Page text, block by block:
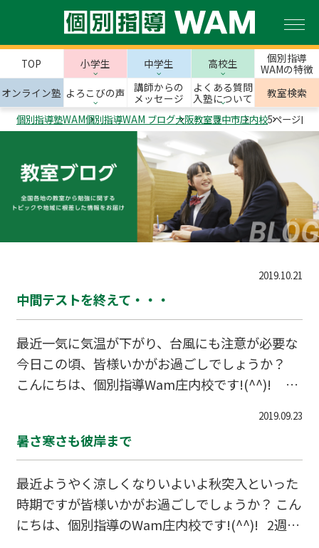
TOP 小学生 中学生 高校生
個別指導
WAMの特徴
オンライン塾 よろこびの声
講師からの
メッセージ
よくある質問
入塾について
教室検索
個別指導塾WAM個別指導WAM ブログ大阪教室豊中市庄内校5ページ目
2019.10.21
中間テストを終えて・・・
最近一気に気温が下がり、台風にも注意が必要な
今日この頃、皆様いかがお過ごしでしょうか？
こんにちは、個別指導Wam庄内校です!(^^)! 先
ました。 庄内校の生徒さんも多く参加し、盛況
だったようです！ また、2週間に渡った中間テス
れさまでした(*’▽’) ただあと一ヶ月でまた期末
テストが始まります(;^_^A テスト間隔が短いで
すが、良い気持ちで冬休みを迎えられるように今
2019.09.23
暑さ寒さも彼岸まで
最近ようやく涼しくなりいよいよ秋突入といった
時期ですが皆様いかがお過ごしでしょうか？ こん
にちは、個別指導のWam庄内校です!(^^)! 2週間